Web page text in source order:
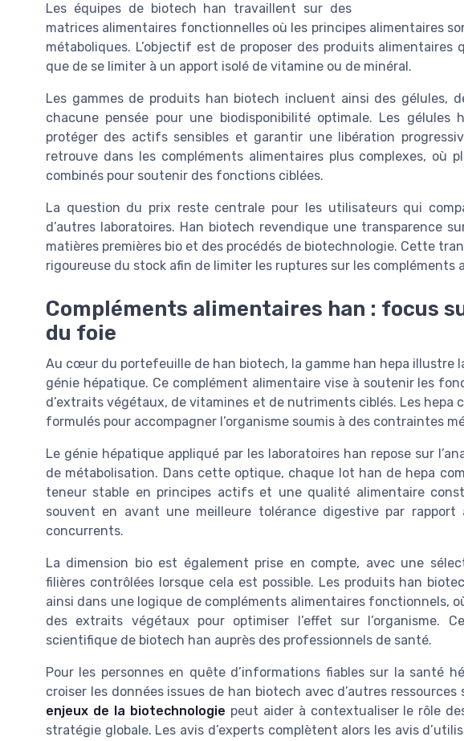
Les équipes de biotech han travaillent sur des
matrices alimentaires fonctionnelles où les principes alimentaires
métaboliques. L’objectif est de proposer des produits alimentaires
que de se limiter à un apport isolé de vitamine ou de minéral.
Les gammes de produits han biotech incluent ainsi des gélules,
chacune pensée pour une biodisponibilité optimale. Les gélules
protéger des actifs sensibles et garantir une libération
retrouve dans les compléments alimentaires plus complexes, où
combinés pour soutenir des fonctions ciblées.
La question du prix reste centrale pour les utilisateurs qui
d’autres laboratoires. Han biotech revendique une transparence
matières premières bio et des procédés de biotechnologie. Cette
rigoureuse du stock afin de limiter les ruptures sur les compléments
Compléments alimentaires han : focus
du foie
Au cœur du portefeuille de han biotech, la gamme han hepa illustre
génie hépatique. Ce complément alimentaire vise à soutenir les
d’extraits végétaux, de vitamines et de nutriments ciblés. Les hepa
formulés pour accompagner l’organisme soumis à des contraintes
Le génie hépatique appliqué par les laboratoires han repose sur
de métabolisation. Dans cette optique, chaque lot han de hepa
teneur stable en principes actifs et une qualité alimentaire
souvent en avant une meilleure tolérance digestive par rapport
concurrents.
La dimension bio est également prise en compte, avec une
filières contrôlées lorsque cela est possible. Les produits han
ainsi dans une logique de compléments alimentaires fonctionnels,
des extraits végétaux pour optimiser l’effet sur l’organisme.
scientifique de biotech han auprès des professionnels de santé.
Pour les personnes en quête d’informations fiables sur la santé
croiser les données issues de han biotech avec d’autres ressources
enjeux de la biotechnologie peut aider à contextualiser le rôle
stratégie globale. Les avis d’experts complètent alors les avis